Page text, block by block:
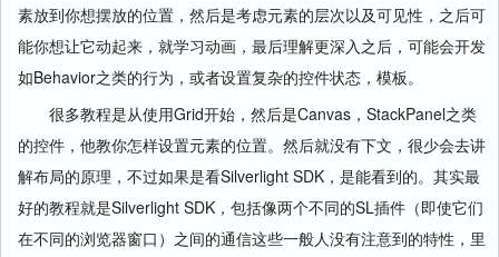
素放到你想摆放的位置，然后是考虑元素的层次以及可见性，之后可
能你想让它动起来，就学习动画，最后理解更深入之后，可能会开发
如Behavior之类的行为，或者设置复杂的控件状态，模板。
很多教程是从使用Grid开始，然后是Canvas，StackPanel之类
的控件，他教你怎样设置元素的位置。然后就没有下文，很少会去讲
解布局的原理，不过如果是看Silverlight SDK，是能看到的。其实最
好的教程就是Silverlight SDK，包括像两个不同的SL插件（即使它们
在不同的浏览器窗口）之间的通信这些一般人没有注意到的特性，里